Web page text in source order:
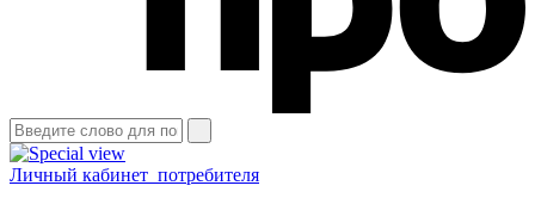
Личный кабинет потребителя